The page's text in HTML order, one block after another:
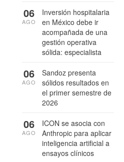
Inversión hospitalaria
en México debe ir
acompañada de una
gestión operativa
sólida: especialista
06
AGO
Sandoz presenta
sólidos resultados en
el primer semestre de
2026
06
AGO
ICON se asocia con
Anthropic para aplicar
inteligencia artificial a
ensayos clínicos
06
AGO